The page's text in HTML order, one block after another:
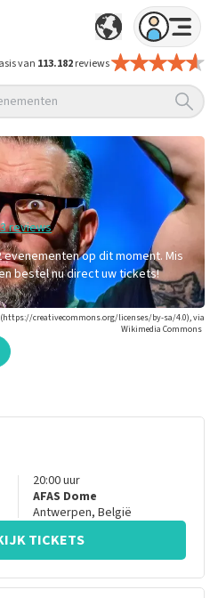
van 113.182reviews
reviews
evenementen op dit moment. Mis
bestel nu direct uw tickets!
(https://creativecommons.org/licenses/by-sa/4.0), via
Wikimedia Commons
20:00uur
AFAS Dome
Antwerpen, België
TICKETS